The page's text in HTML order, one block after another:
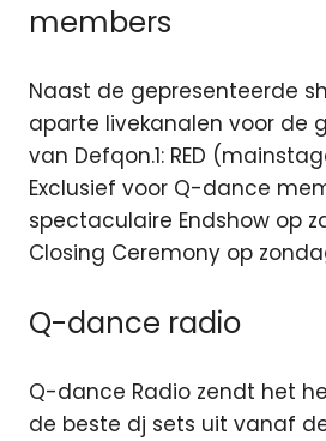
members
Naast de gepresenteerde
aparte livekanalen voor de
van Defqon.1: RED
Exclusief voor Q-dance
spectaculaire Endshow op
Closing Ceremony op
Q-dance radio
Q-dance Radio zendt het
de beste dj sets uit vanaf de